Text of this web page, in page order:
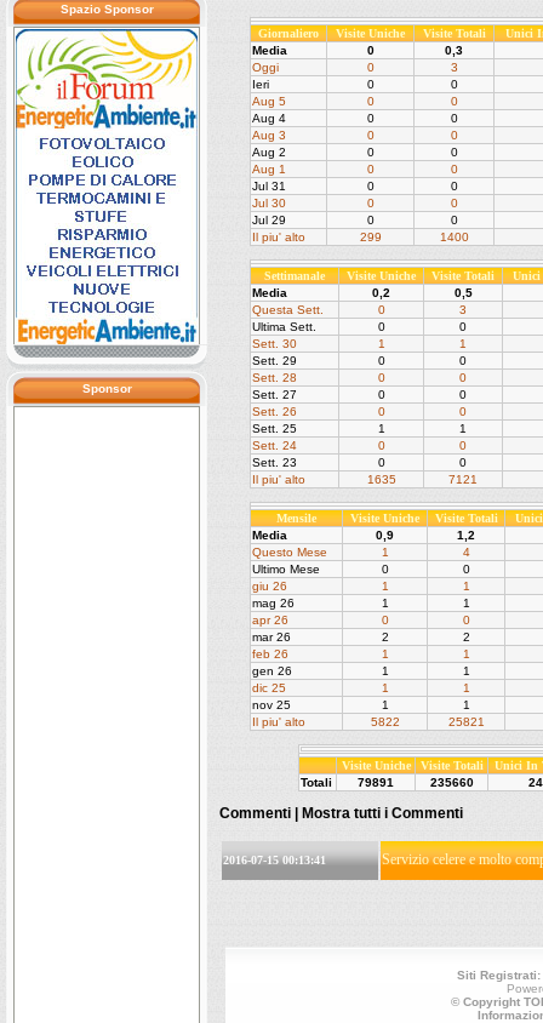
Spazio Sponsor
Sponsor
Giornaliero Visite Uniche Visite Totali
Unici
Media
0
0,3
Oggi
0
3
Ieri
0
0
Aug 5
0
0
Aug 4
0
0
Aug 3
0
0
Aug 2
0
0
Aug 1
0
0
Jul 31
0
0
Jul 30
0
0
Jul 29
0
0
Il piu' alto
299 1400
Settimanale Visite Uniche Visite Totali
Unici
Media
0,2
0,5
Questa Sett.
0
3
Ultima Sett.
0
0
Sett. 30
1
1
Sett. 29
0
0
Sett. 28
0
0
Sett. 27
0
0
Sett. 26
0
0
Sett. 25
1
1
Sett. 24
0
0
Sett. 23
0
0
Il piu' alto
1635 7121
Mensile Visite Uniche Visite Totali
Media
0,9
1,2
Questo Mese
1
4
Ultimo Mese
0
0
giu 26
1
1
mag 26
1
1
apr 26
0
0
mar 26
2
2
feb 26
1
1
gen 26
1
1
dic 25
1
1
nov 25
1
1
Il piu' alto
5822 25821
Visite Uniche Visite Totali
Unici In
Totali
79891 235660
Commenti | Mostra tutti i Commenti
2016-07-15 00:13:41 Servizio celere e molto
Siti
© Copyright